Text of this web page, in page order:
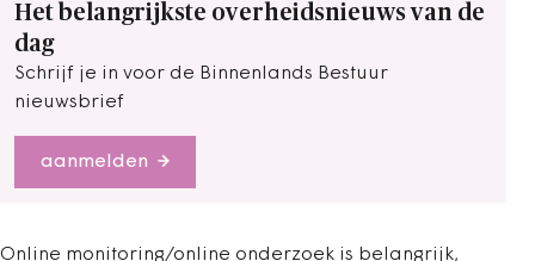
Het belangrijkste overheidsnieuws van de
dag
Schrijf je in voor de Binnenlands Bestuur
nieuwsbrief
aanmelden
Online monitoring/online onderzoek is belangrijk,